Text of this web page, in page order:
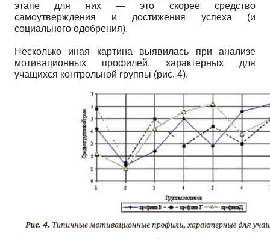
этапе для них — это скорее средство
самоутверждения и достижения успеха (и
социального одобрения).
Несколько иная картина выявилась при анализе
мотивационных профилей, характерных для
учащихся контрольной группы (рис. 4).